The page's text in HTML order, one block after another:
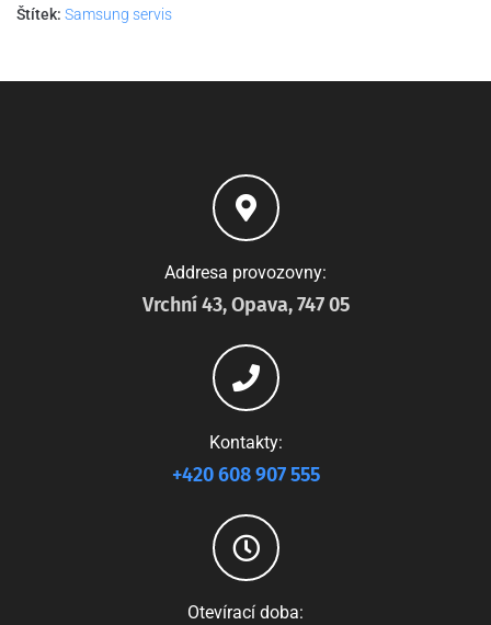
Štítek: Samsung servis
Addresa provozovny:
Vrchní 43, Opava, 747 05
Kontakty:
+420 608 907 555
Otevírací doba: